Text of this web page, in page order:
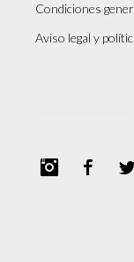
Condiciones
Aviso legal y
Instagram